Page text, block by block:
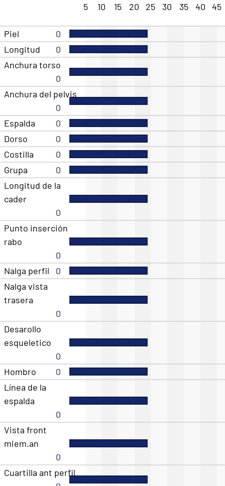
5 10 15 20 25 30 35 40 45
Piel
0
Longitud
0
Anchura torso
0
Anchura del pelvis
0
Espalda
0
Dorso
0
Costilla
0
Grupa
0
Longitud de la
cader
0
Punto inserción
rabo
0
Nalga perfil
0
Nalga vista
trasera
0
Desarollo
esqueletico
0
Hombro
0
Línea de la
espalda
0
Vista front
miem.an
0
Cuartilla ant perfil